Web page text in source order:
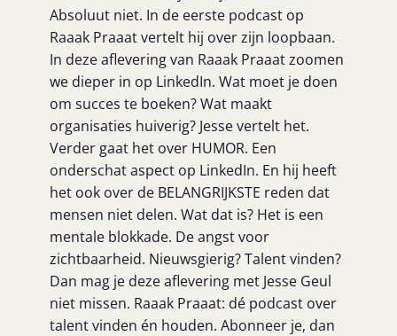
Absoluut niet. In de eerste podcast op
Raaak Praaat vertelt hij over zijn loopbaan.
In deze aflevering van Raaak Praaat zoomen
we dieper in op LinkedIn. Wat moet je doen
om succes te boeken? Wat maakt
organisaties huiverig? Jesse vertelt het.
Verder gaat het over HUMOR. Een
onderschat aspect op LinkedIn. En hij heeft
het ook over de BELANGRIJKSTE reden dat
mensen niet delen. Wat dat is? Het is een
mentale blokkade. De angst voor
zichtbaarheid. Nieuwsgierig? Talent vinden?
Dan mag je deze aflevering met Jesse Geul
niet missen. Raaak Praaat: dé podcast over
talent vinden én houden. Abonneer je, dan